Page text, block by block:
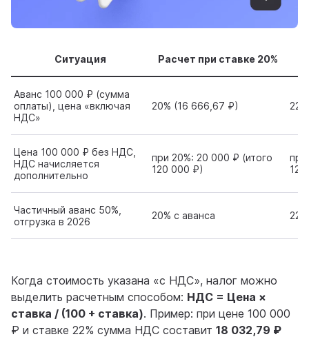
Ситуация Расчет при ставке 20%
Аванс 100 000 ₽ (сумма
оплаты), цена «включая
НДС»
20% (16 666,67 ₽)
Цена 100 000 ₽ без НДС,
НДС начисляется
дополнительно
при 20%: 20 000 ₽ (итого
120 000 ₽)
при
Частичный аванс 50%,
отгрузка в 2026
20% с аванса
Когда стоимость указана «с НДС», налог можно
выделить расчетным способом: НДС = Цена ×
ставка / (100 + ставка). Пример: при цене 100 000
₽ и ставке 22% сумма НДС составит 18 032,79 ₽